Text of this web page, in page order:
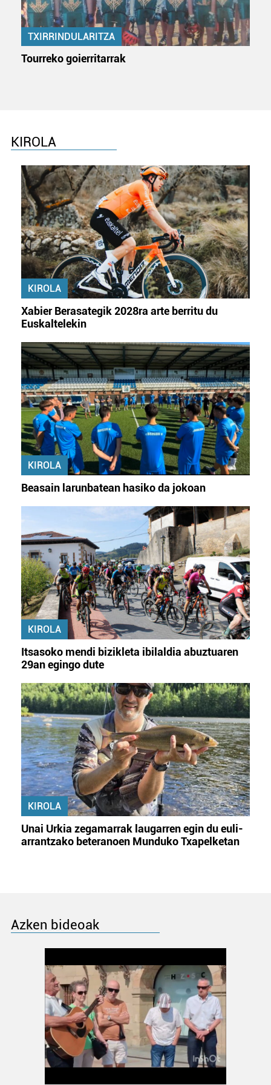
Lortu zure datu pertsonalak prozesatzeko moduari
buruzko informazio gehiago eta ezarri zure lehentasunak
datuen atalean. Edozein unetan alda edo ken dezakezu
zure baimena Cookieen adierazpenean.
erabiltzeko baimen esplizitua ematen diguzu.
irakurri
TXIRRINDULARITZA
Tourreko goierritarrak
KIROLA
KIROLA
Xabier Berasategik 2028ra arte berritu du
Euskaltelekin
KIROLA
Beasain larunbatean hasiko da jokoan
KIROLA
Itsasoko mendi bizikleta ibilaldia abuztuaren
29an egingo dute
KIROLA
Unai Urkia zegamarrak laugarren egin du euli-
arrantzako beteranoen Munduko Txapelketan
Azken bideoak